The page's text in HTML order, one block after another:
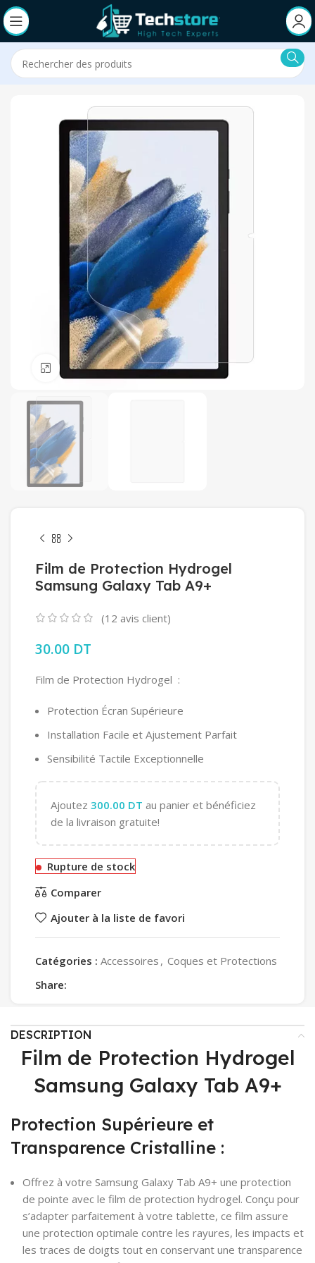
Click to enlarge
Film de Protection Hydrogel
Samsung Galaxy Tab A9+
(12 avis client)
30.00 DT
Film de Protection Hydrogel :
Protection Écran Supérieure
Installation Facile et Ajustement Parfait
Sensibilité Tactile Exceptionnelle
Ajoutez 300.00 DT au panier et bénéficiez
de la livraison gratuite!
Rupture de stock
Comparer
Ajouter à la liste de favori
Catégories : Accessoires , Coques et Protections
Share:
DESCRIPTION
Film de Protection Hydrogel
Samsung Galaxy Tab A9+
Protection Supérieure et
Transparence Cristalline :
Offrez à votre Samsung Galaxy Tab A9+ une protection
de pointe avec le film de protection hydrogel. Conçu pour
s’adapter parfaitement à votre tablette, ce film assure
une protection optimale contre les rayures, les impacts et
les traces de doigts tout en conservant une transparence